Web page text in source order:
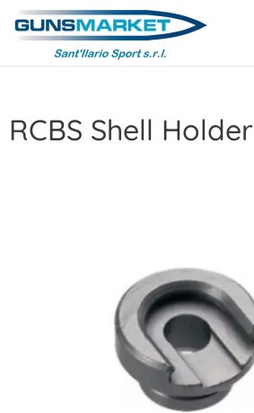
RCBS Shell Holder